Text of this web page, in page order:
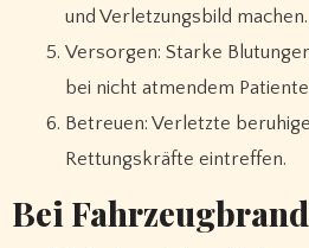
und Verletzungsbild machen.
Versorgen: Starke
bei nicht atmendem
Betreuen: Verletzte
Rettungskräfte eintreffen.
Bei Fahrzeugbrand